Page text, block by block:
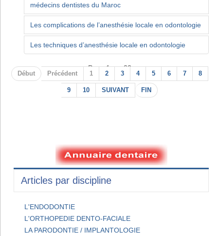
médecins dentistes du Maroc
Les complications de l’anesthésie locale en odontologie
Les techniques d’anesthésie locale en odontologie
Page 1 sur 22
Début Précédent 1 2 3 4 5 6 7 8
9 10 SUIVANT FIN
Articles par discipline
L'ENDODONTIE
L'ORTHOPEDIE DENTO-FACIALE
LA PARODONTIE / IMPLANTOLOGIE